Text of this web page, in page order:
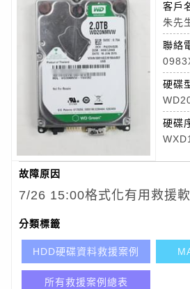
客戶
朱先
聯絡
硬碟
硬碟
故障原因
7/26 15:00格式化有用救援軟
分類標籤
HDD硬碟資料救援案例
所有救援案例總表